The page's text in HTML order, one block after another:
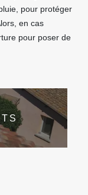
pour protéger
en cas
pour poser de